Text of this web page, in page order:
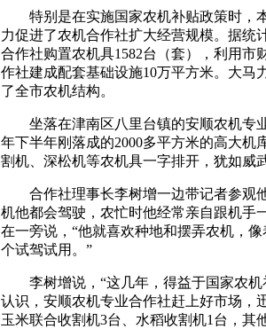
特别是在实施国家农机补贴政策时，
力促进了农机合作社扩大经营规模。据统
合作社购置农机具1582台（套），利用市
作社建成配套基础设施10万平方米。大马
了全市农机结构。
坐落在津南区八里台镇的安顺农机专
年下半年刚落成的2000多平方米的高大机
割机、深松机等农机具一字排开，犹如威
合作社理事长李树增一边带记者参观
机他都会驾驶，农忙时他经常亲自跟机手
在一旁说，“他就喜欢种地和摆弄农机，
个试驾试用。”
李树增说，“这几年，得益于国家农机
认识，安顺农机专业合作社赶上好市场，
玉米联合收割机3台、水稻收割机1台，其